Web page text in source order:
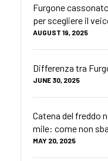
Furgone
per scegliere il
AUGUST 19, 2025
Differenza tra
JUNE 30, 2025
Catena del freddo
mile: come non
MAY 20, 2025